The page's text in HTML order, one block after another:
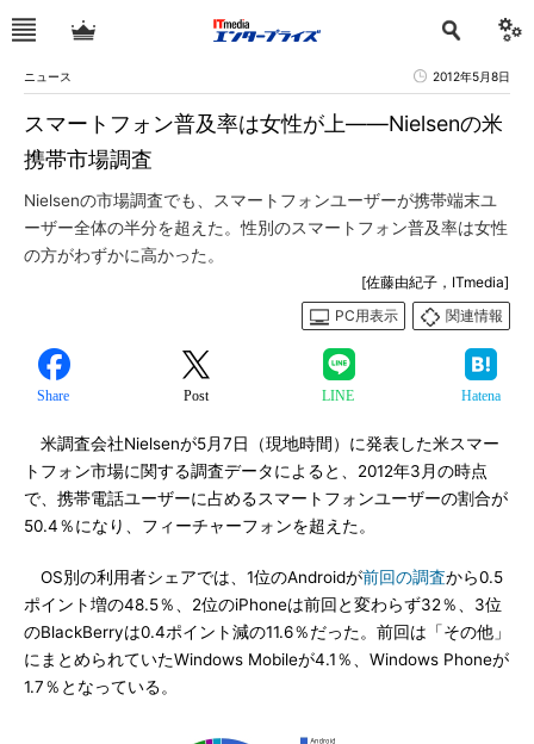
ニュース 2012年5月8日
スマートフォン普及率は女性が上――Nielsenの米
携帯市場調査
Nielsenの市場調査でも、スマートフォンユーザーが携帯端末ユ
ーザー全体の半分を超えた。性別のスマートフォン普及率は女性
の方がわずかに高かった。
[佐藤由紀子，ITmedia]
PC用表示
関連情報
Share Post LINE Hatena
米調査会社Nielsenが5月7日（現地時間）に発表した米スマー
トフォン市場に関する調査データによると、2012年3月の時点
で、携帯電話ユーザーに占めるスマートフォンユーザーの割合が
50.4％になり、フィーチャーフォンを超えた。
OS別の利用者シェアでは、1位のAndroidが前回の調査から0.5
ポイント増の48.5％、2位のiPhoneは前回と変わらず32％、3位
のBlackBerryは0.4ポイント減の11.6％だった。前回は「その他」
にまとめられていたWindows Mobileが4.1％、Windows Phoneが
1.7％となっている。